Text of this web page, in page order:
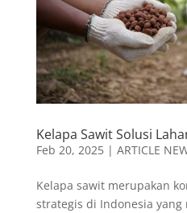
Kelapa Sawit Solusi
Feb 20, 2025| ARTICLE
Kelapa sawit merupakan
strategis di Indonesia